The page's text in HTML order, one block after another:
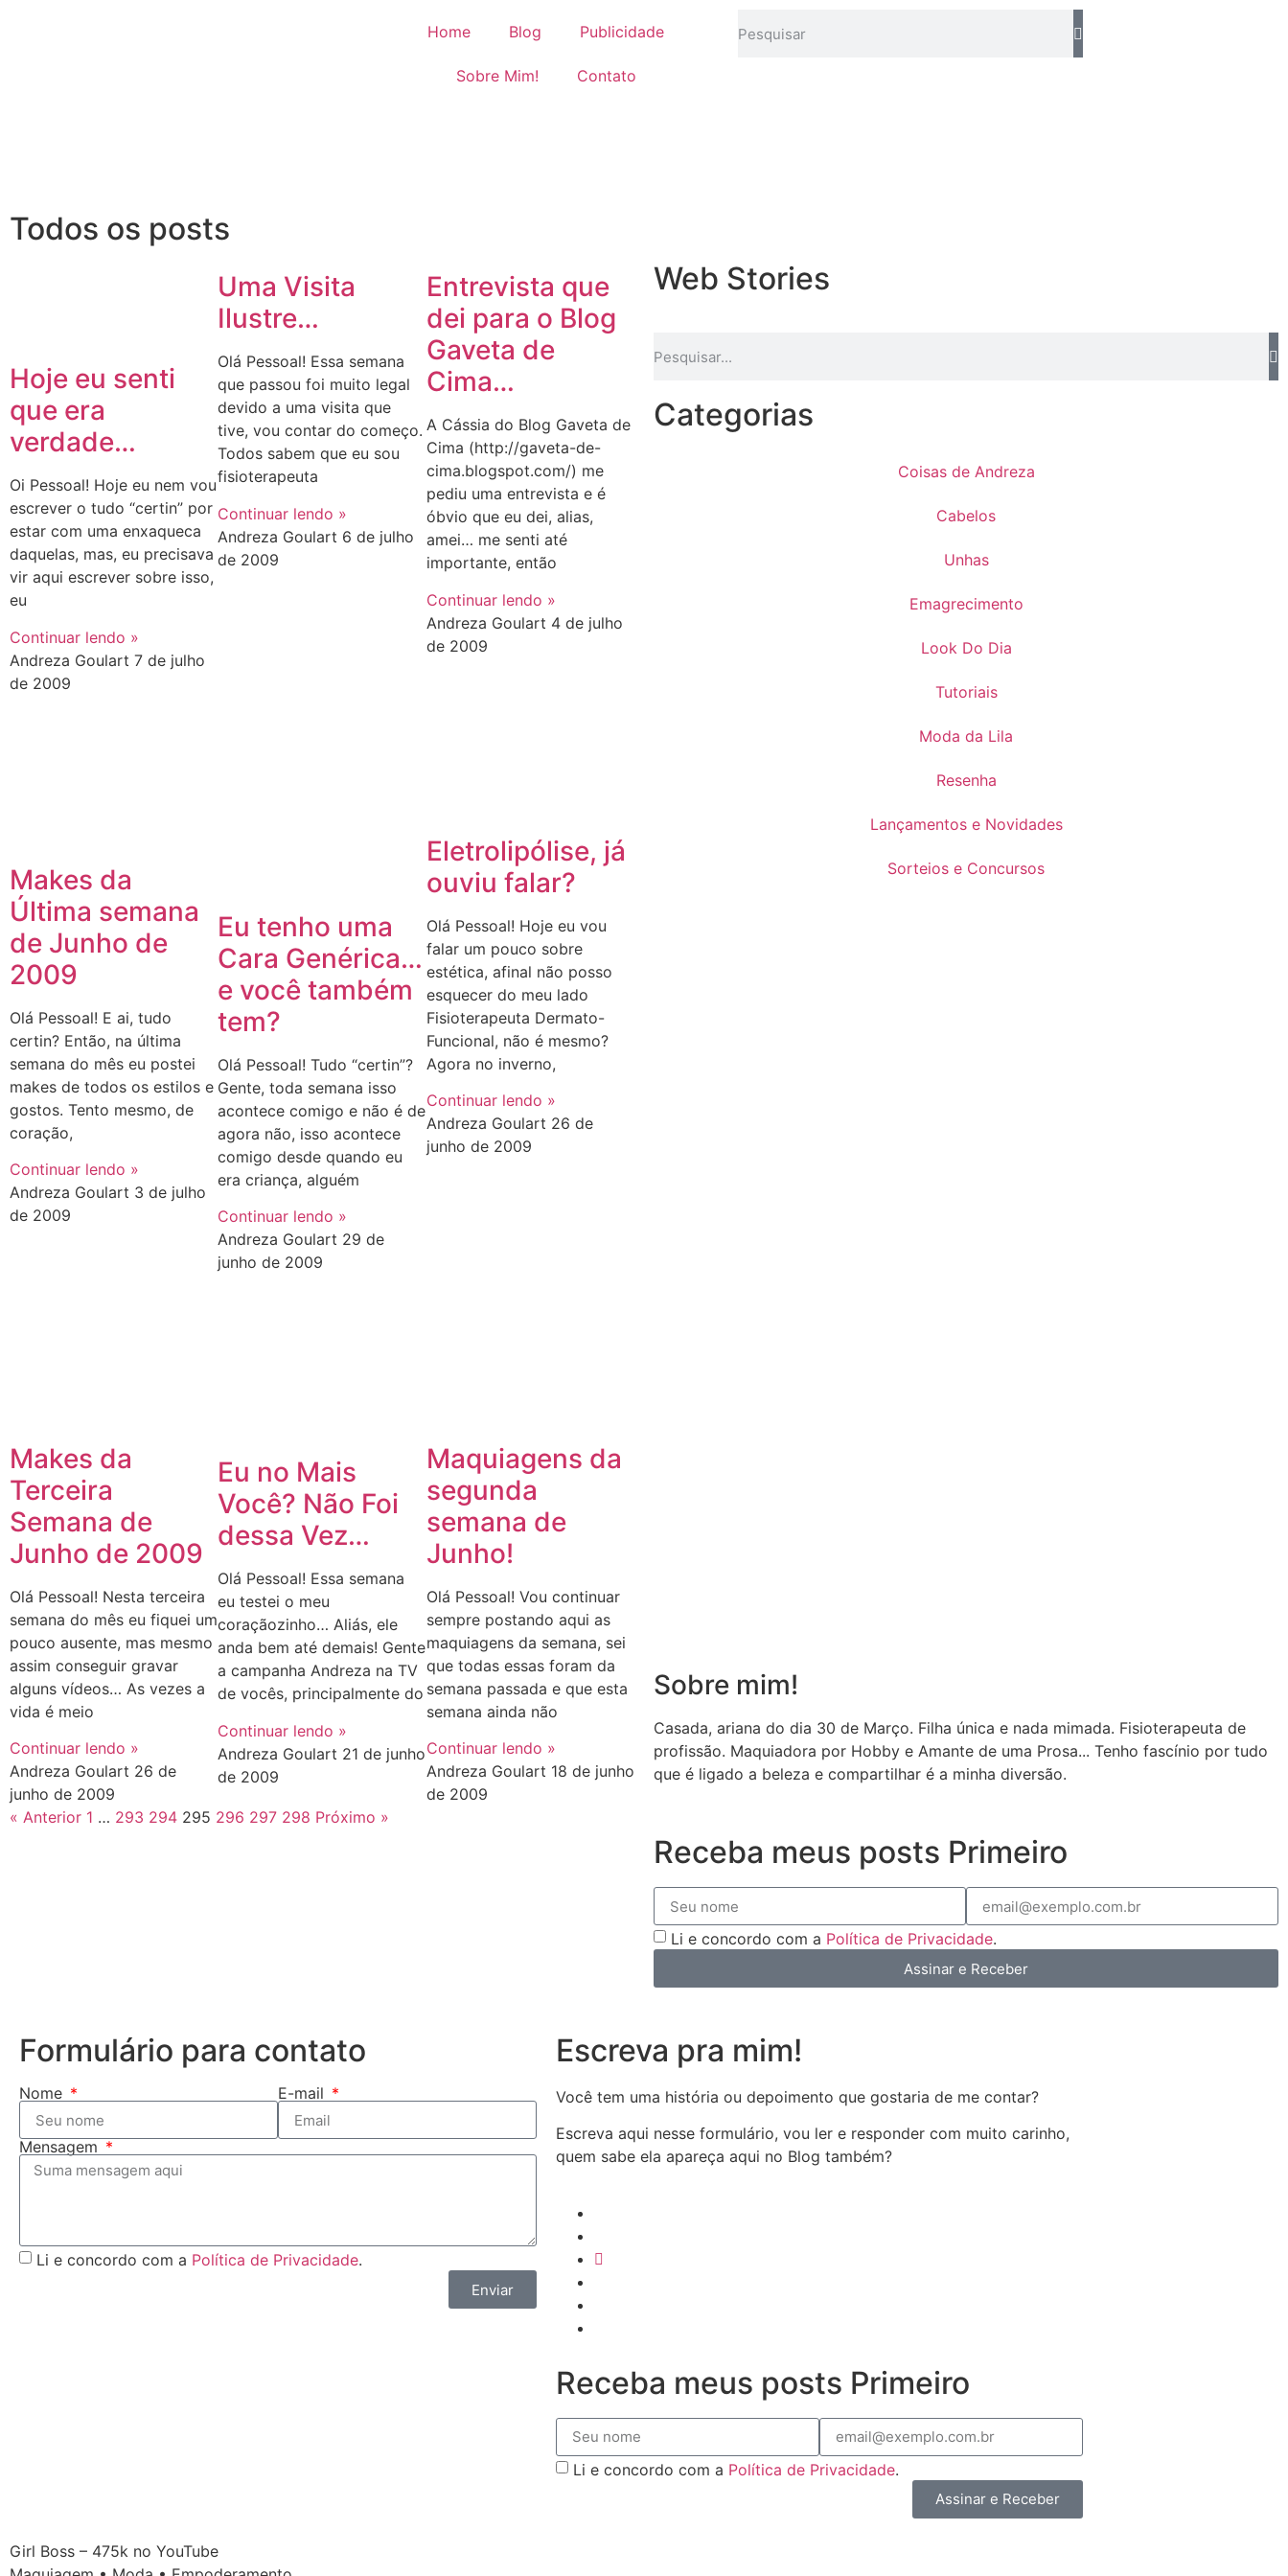
Home Blog Publicidade
Sobre Mim! Contato
Todos os posts
Hoje eu senti
que era
verdade…
Oi Pessoal! Hoje eu nem vou
escrever o tudo “certin” por
estar com uma enxaqueca
daquelas, mas, eu precisava
vir aqui escrever sobre isso,
eu
Continuar lendo »
Andreza Goulart 7 de julho
de 2009
Uma Visita
Ilustre…
Olá Pessoal! Essa semana
que passou foi muito legal
devido a uma visita que
tive, vou contar do começo.
Todos sabem que eu sou
fisioterapeuta
Continuar lendo »
Andreza Goulart 6 de julho
de 2009
Entrevista que
dei para o Blog
Gaveta de
Cima…
A Cássia do Blog Gaveta de
Cima (http://gaveta-de-
cima.blogspot.com/) me
pediu uma entrevista e é
óbvio que eu dei, alias,
amei… me senti até
importante, então
Continuar lendo »
Andreza Goulart 4 de julho
de 2009
Makes da
Última semana
de Junho de
2009
Olá Pessoal! E ai, tudo
certin? Então, na última
semana do mês eu postei
makes de todos os estilos e
gostos. Tento mesmo, de
coração,
Continuar lendo »
Andreza Goulart 3 de julho
de 2009
Eu tenho uma
Cara Genérica…
e você também
tem?
Olá Pessoal! Tudo “certin”?
Gente, toda semana isso
acontece comigo e não é de
agora não, isso acontece
comigo desde quando eu
era criança, alguém
Continuar lendo »
Andreza Goulart 29 de
junho de 2009
Eletrolipólise, já
ouviu falar?
Olá Pessoal! Hoje eu vou
falar um pouco sobre
estética, afinal não posso
esquecer do meu lado
Fisioterapeuta Dermato-
Funcional, não é mesmo?
Agora no inverno,
Continuar lendo »
Andreza Goulart 26 de
junho de 2009
Makes da
Terceira
Semana de
Junho de 2009
Olá Pessoal! Nesta terceira
semana do mês eu fiquei um
pouco ausente, mas mesmo
assim conseguir gravar
alguns vídeos… As vezes a
vida é meio
Continuar lendo »
Andreza Goulart 26 de
junho de 2009
Eu no Mais
Você? Não Foi
dessa Vez…
Olá Pessoal! Essa semana
eu testei o meu
coraçãozinho… Aliás, ele
anda bem até demais! Gente
a campanha Andreza na TV
de vocês, principalmente do
Continuar lendo »
Andreza Goulart 21 de junho
de 2009
Maquiagens da
segunda
semana de
Junho!
Olá Pessoal! Vou continuar
sempre postando aqui as
maquiagens da semana, sei
que todas essas foram da
semana passada e que esta
semana ainda não
Continuar lendo »
Andreza Goulart 18 de junho
de 2009
« Anterior 1 … 293 294 295 296 297 298 Próximo »
Web Stories
Categorias
Coisas de Andreza
Cabelos
Unhas
Emagrecimento
Look Do Dia
Tutoriais
Moda da Lila
Resenha
Lançamentos e Novidades
Sorteios e Concursos
Sobre mim!
Casada, ariana do dia 30 de Março. Filha única e nada mimada. Fisioterapeuta de
profissão. Maquiadora por Hobby e Amante de uma Prosa... Tenho fascínio por tudo
que é ligado a beleza e compartilhar é a minha diversão.
Receba meus posts Primeiro
Li e concordo com a Política de Privacidade.
Assinar e Receber
Formulário para contato
Nome E-mail
Mensagem
Li e concordo com a Política de Privacidade.
Enviar
Escreva pra mim!
Você tem uma história ou depoimento que gostaria de me contar?
Escreva aqui nesse formulário, vou ler e responder com muito carinho,
quem sabe ela apareça aqui no Blog também?
Girl Boss – 475k no YouTube
Receba meus posts Primeiro
Li e concordo com a Política de Privacidade.
Assinar e Receber